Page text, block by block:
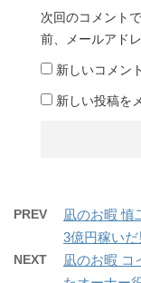
次回のコメント
前、メールアド
新しいコメン
新しい投稿を
PREV
凪のお暇 慎
3億円稼いだ
NEXT
凪のお暇 コ